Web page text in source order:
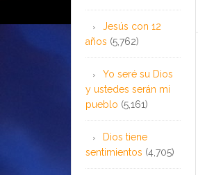
Jesús con 12
años (5,762)
Yo seré su Dios
y ustedes serán mi
pueblo (5,161)
Dios tiene
sentimientos (4,705)